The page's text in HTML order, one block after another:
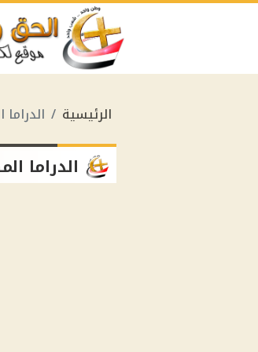
الرئيسية
الدراما